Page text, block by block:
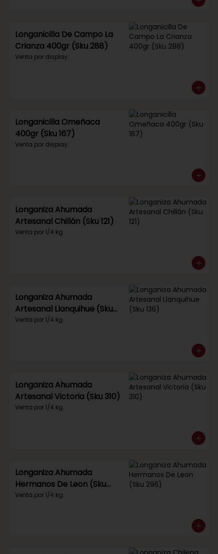
Longanicilla De Campo La
Crianza 400gr (Sku 288)
Venta por display.
Longanicilla Omeñaca
400gr (Sku 167)
Venta por display.
Longaniza Ahumada
Artesanal Chillán (Sku 121)
Venta por 1/4 kg.
Longaniza Ahumada
Artesanal Llanquihue (Sku
136)
Venta por 1/4 kg
Longaniza Ahumada
Artesanal Victoria (Sku 310)
Venta por 1/4 kg.
Longaniza Ahumada
Hermanos De Leon (Sku
296)
Venta por 1/4 kg.